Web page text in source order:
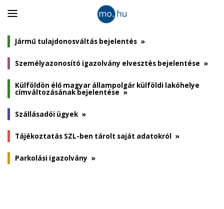
Panel
nyitása
Jármű tulajdonosváltás bejelentés »
Személyazonosító igazolvány elvesztés bejelentése »
Külföldön élő magyar állampolgár külföldi lakóhelye
címváltozásának bejelentése »
Szállásadói ügyek »
Tájékoztatás SZL-ben tárolt saját adatokról »
Parkolási igazolvány »